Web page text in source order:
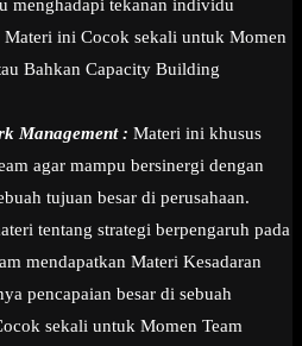
menghadapi tekanan individu
Materi ini Cocok sekali untuk Momen
Bahkan Capacity Building
Management : Materi ini khusus
agar mampu bersinergi dengan
tujuan besar di perusahaan.
tentang strategi berpengaruh pada
mendapatkan Materi Kesadaran
pencapaian besar di sebuah
sekali untuk Momen Team